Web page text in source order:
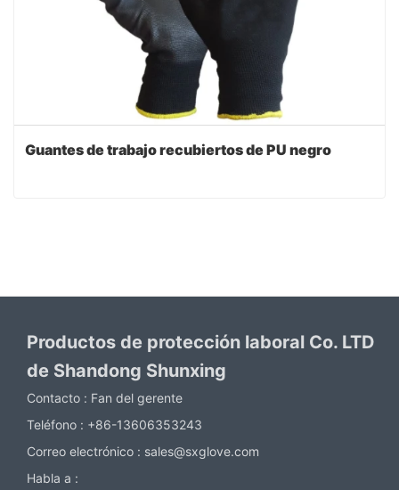
Guantes de trabajo recubiertos de PU negro
Productos de protección laboral Co. LTD
de Shandong Shunxing
Contacto : Fan del gerente
Teléfono : +86-13606353243
Correo electrónico : sales@sxglove.com
Habla a :